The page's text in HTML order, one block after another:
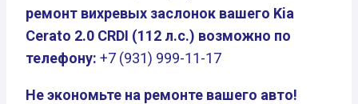
ремонт вихревых заслонок вашего Kia
Cerato 2.0 CRDI (112 л.с.) возможно по
телефону: +7 (931) 999-11-17
Не экономьте на ремонте вашего авто!